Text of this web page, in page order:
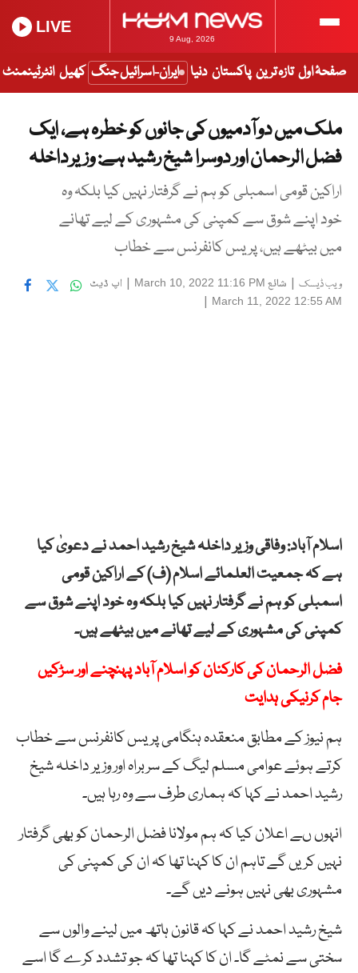
9 Aug, 2026
LIVE
صفحۂ اول تازہ ترین پاکستان دنیا ایران-اسرائیل جنگ کھیل انٹرٹینمنٹ
ملک میں دو آدمیوں کی جانوں کو خطرہ ہے، ایک
فضل الرحمان اور دوسرا شیخ رشید ہے: وزیر داخلہ
اراکین قومی اسمبلی کو ہم نے گرفتار نہیں کیا بلکہ وہ
خود اپنے شوق سے کمپنی کی مشہوری کے لیے تھانے
میں بیٹھے ہیں، پریس کانفرنس سے خطاب
ویب ڈیسک | شائع March 10, 2022 11:16 PM
| اپ ڈیٹ
March 11, 2022 12:55 AM
|
اسلام آباد: وفاقی وزیر داخلہ شیخ رشید احمد نے دعویٰ کیا
ہے کہ جمعیت العلمائے اسلام (ف) کے اراکین قومی
اسمبلی کو ہم نے گرفتار نہیں کیا بلکہ وہ خود اپنے شوق سے
کمپنی کی مشہوری کے لیے تھانے میں بیٹھے ہیں۔
فضل الرحمان کی کارکنان کو اسلام آباد پہنچنے اور سڑکیں
جام کرنیکی ہدایت
ہم نیوز کے مطابق منعقدہ ہنگامی پریس کانفرنس سے خطاب
کرتے ہوئے عوامی مسلم لیگ کے سربراہ اور وزیر داخلہ شیخ
رشید احمد نے کہا کہ ہماری طرف سے وہ رہا ہیں۔
انہوں ںے اعلان کیا کہ ہم مولانا فضل الرحمان کو بھی گرفتار
نہیں کریں گے تاہم ان کا کہنا تھا کہ ان کی کمپنی کی
مشہوری بھی نہیں ہونے دیں گے۔
شیخ رشید احمد نے کہا کہ قانون ہاتھ میں لینے والوں سے
سختی سے نمٹے گا۔ ان کا کہنا تھا کہ جو تشدد کرے گا اسے